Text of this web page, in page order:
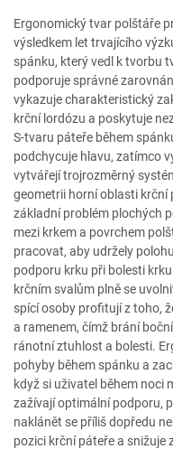
Ergonomický tvar polštáře
výsledkem let trvajícího
spánku, který vedl k tvorbu
podporuje správné
vykazuje charakteristický
krční lordózu a poskytuje
S-tvaru páteře během
podchycuje hlavu, zatímco
vytvářejí trojrozměrný
geometrii horní oblasti krční
základní problém plochých
mezi krkem a povrchem
pracovat, aby udržely
podporu krku při bolesti
krčním svalům plně se
spící osoby profitují z toho,
a ramenem, čímž brání
ránotní ztuhlost a bolesti.
pohyby během spánku a
když si uživatel během noci
zažívají optimální podporu,
naklánět se příliš dopředu
pozici krční páteře a snižuje